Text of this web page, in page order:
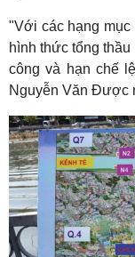
"Với các hạng
hình thức tổng
công và hạn chế
Nguyễn Văn Được